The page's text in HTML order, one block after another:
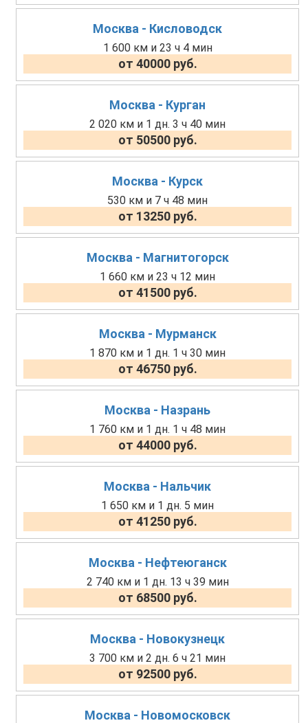
Москва - Кисловодск
1 600 км и 23 ч 4 мин
от 40000 руб.
Москва - Курган
2 020 км и 1 дн. 3 ч 40 мин
от 50500 руб.
Москва - Курск
530 км и 7 ч 48 мин
от 13250 руб.
Москва - Магнитогорск
1 660 км и 23 ч 12 мин
от 41500 руб.
Москва - Мурманск
1 870 км и 1 дн. 1 ч 30 мин
от 46750 руб.
Москва - Назрань
1 760 км и 1 дн. 1 ч 48 мин
от 44000 руб.
Москва - Нальчик
1 650 км и 1 дн. 5 мин
от 41250 руб.
Москва - Нефтеюганск
2 740 км и 1 дн. 13 ч 39 мин
от 68500 руб.
Москва - Новокузнецк
3 700 км и 2 дн. 6 ч 21 мин
от 92500 руб.
Москва - Новомосковск